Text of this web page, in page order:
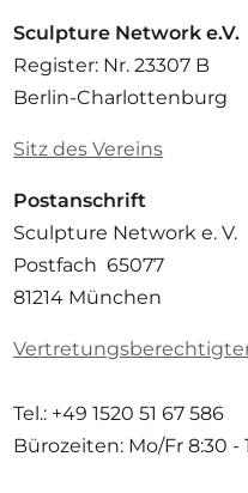
Sculpture Network e.V.
Register: Nr. 23307 B
Berlin-Charlottenburg
Sitz des Vereins
Postanschrift
Sculpture Network e. V.
Postfach 65077
81214 München
Tel.: +49 1520 51 67 586
Bürozeiten: Mo/Fr 8:30 -